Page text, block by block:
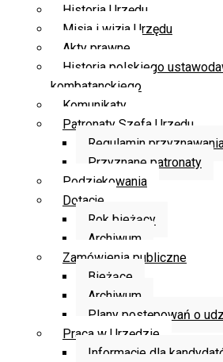
Historia Urzędu
Misja i wizja Urzędu
Akty prawne
Historia polskiego
kombatanckiego
Komunikaty
Patronaty Szefa Urzędu
Regulamin
Przyznane patronaty
Podziękowania
Dotacje
Rok bieżący
Archiwum
Zamówienia publiczne
Bieżące
Archiwum
Plany postępowań o
Praca w Urzędzie
Informacje dla